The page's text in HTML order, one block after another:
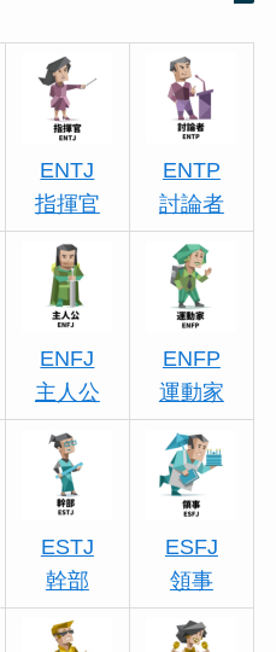
ENTJ
指揮官
ENTP
討論者
ENFJ
主人公
ENFP
運動家
ESTJ
幹部
ESFJ
領事